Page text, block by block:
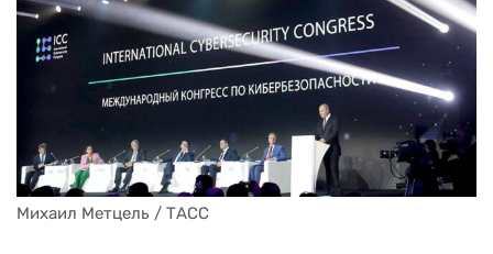
Михаил Метцель / ТАСС